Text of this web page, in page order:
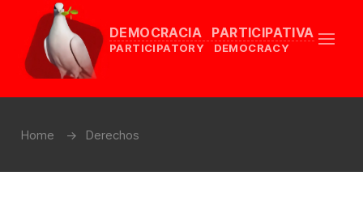
DEMOCRACIA PARTICIPATIVA
PARTICIPATORY DEMOCRACY
Home Derechos